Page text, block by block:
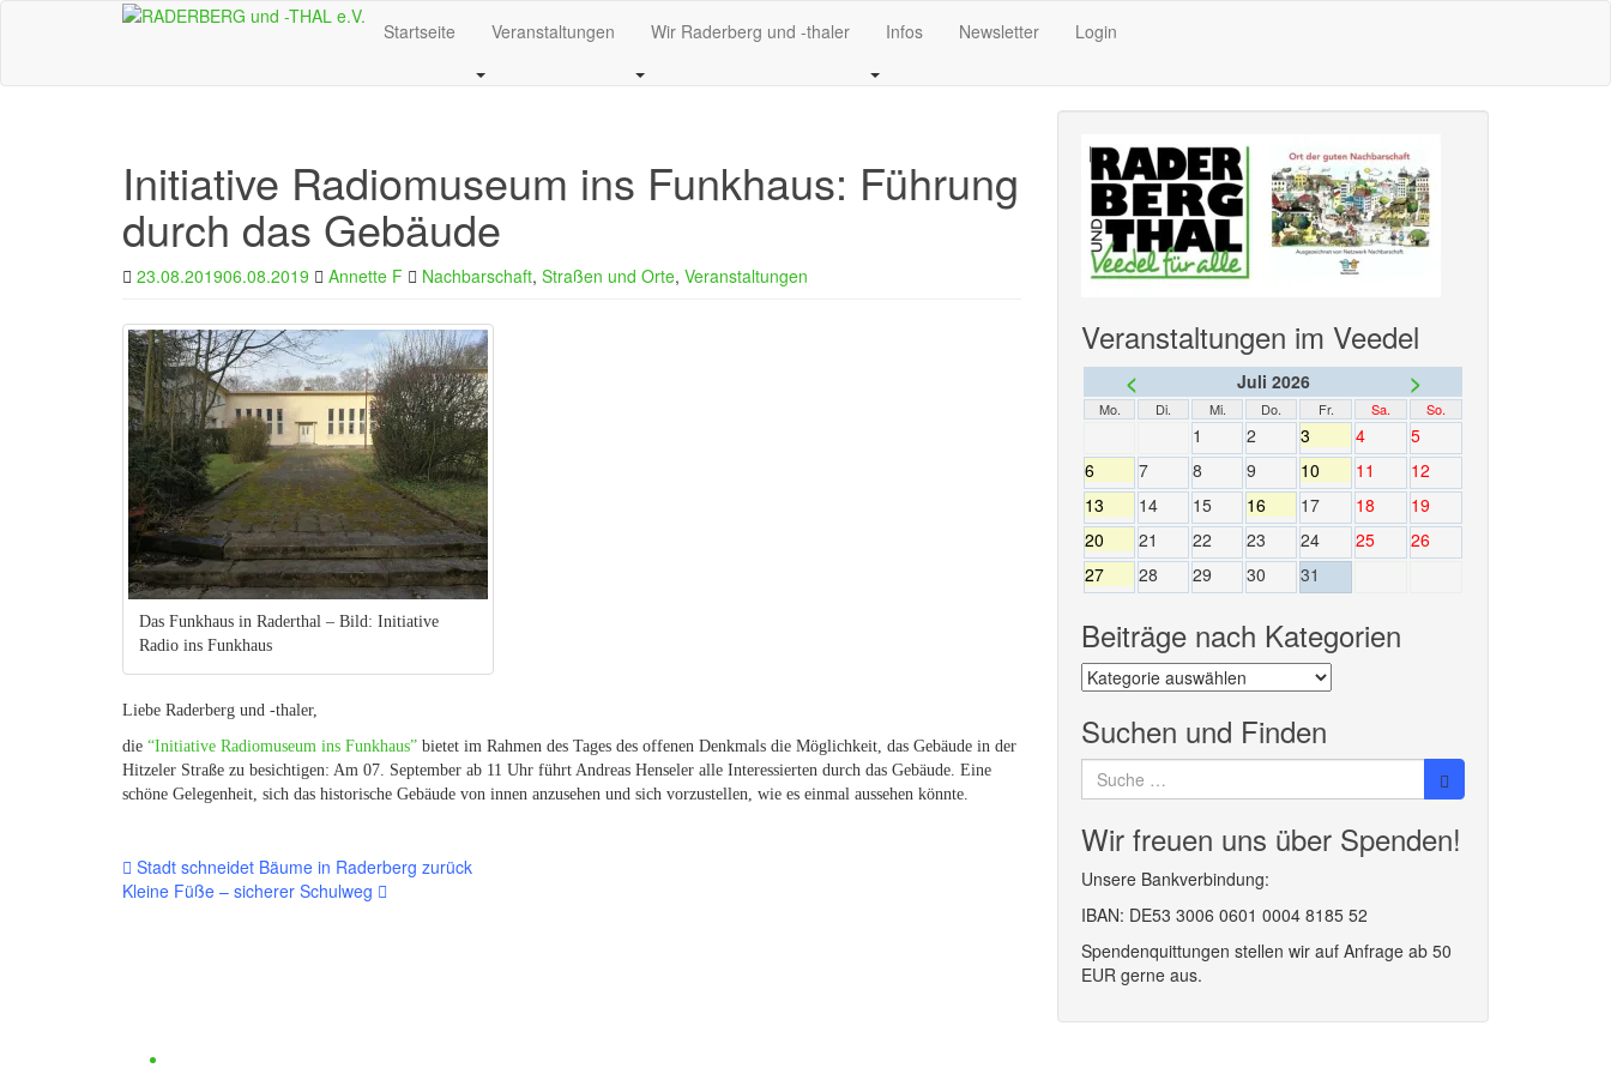
content
Startseite Veranstaltungen Wir Raderberg und -thaler Infos Newsletter Login
Initiative Radiomuseum ins Funkhaus: Führung
durch das Gebäude
23.08.201906.08.2019 Annette F Nachbarschaft, Straßen und Orte, Veranstaltungen
Das Funkhaus in Raderthal – Bild: Initiative
Radio ins Funkhaus
Liebe Raderberg und -thaler,
die “Initiative Radiomuseum ins Funkhaus” bietet im Rahmen des Tages des offenen Denkmals die Möglichkeit, das Gebäude in der
Hitzeler Straße zu besichtigen: Am 07. September ab 11 Uhr führt Andreas Henseler alle Interessierten durch das Gebäude. Eine
schöne Gelegenheit, sich das historische Gebäude von innen anzusehen und sich vorzustellen, wie es einmal aussehen könnte.
Beitragsnavigation
Stadt schneidet Bäume in Raderberg zurück
Kleine Füße – sicherer Schulweg
Veranstaltungen im Veedel
< Juli 2026 >
Mo. Di. Mi. Do. Fr. Sa. So.
1 2 3 4
5
6
7 8 9 10 11
12
13
14 15 16 17 18
19
20
21 22 23 24 25
26
27
28 29 30 31
Beiträge nach Kategorien
Beiträge
nach
Kategorien
Suchen und Finden
Suche
nach:
Wir freuen uns über Spenden!
Unsere Bankverbindung:
IBAN: DE53 3006 0601 0004 8185 52
Spendenquittungen stellen wir auf Anfrage ab 50
EUR gerne aus.